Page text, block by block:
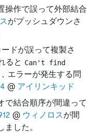
操作で誤って外部結合
がプッシュダウンさ
ドが誤って複製さ
ると Can't find
エラーが発生する問
@ アイリンキッド
で結合順序が間違って
@ ウィノロスが間
した。